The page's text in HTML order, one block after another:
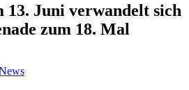
13. Juni verwandelt sich
zum 18. Mal